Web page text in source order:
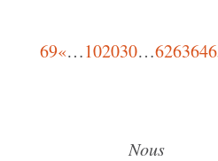
69«…102030…626364
Nous